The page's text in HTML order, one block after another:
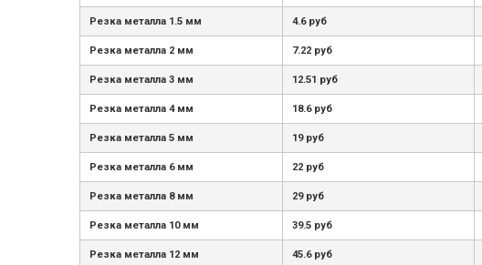
Резка металла 1.5 мм 4.6 руб
Резка металла 2 мм 7.22 руб
Резка металла 3 мм 12.51 руб
Резка металла 4 мм 18.6 руб
Резка металла 5 мм 19 руб
Резка металла 6 мм 22 руб
Резка металла 8 мм 29 руб
Резка металла 10 мм 39.5 руб
Резка металла 12 мм 45.6 руб